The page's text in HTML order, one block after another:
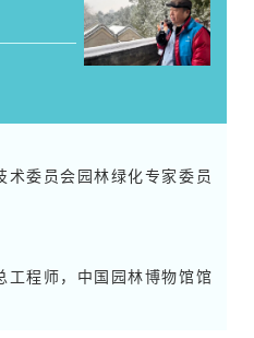
术委员会园林绿化专家委员
工程师，中国园林博物馆馆